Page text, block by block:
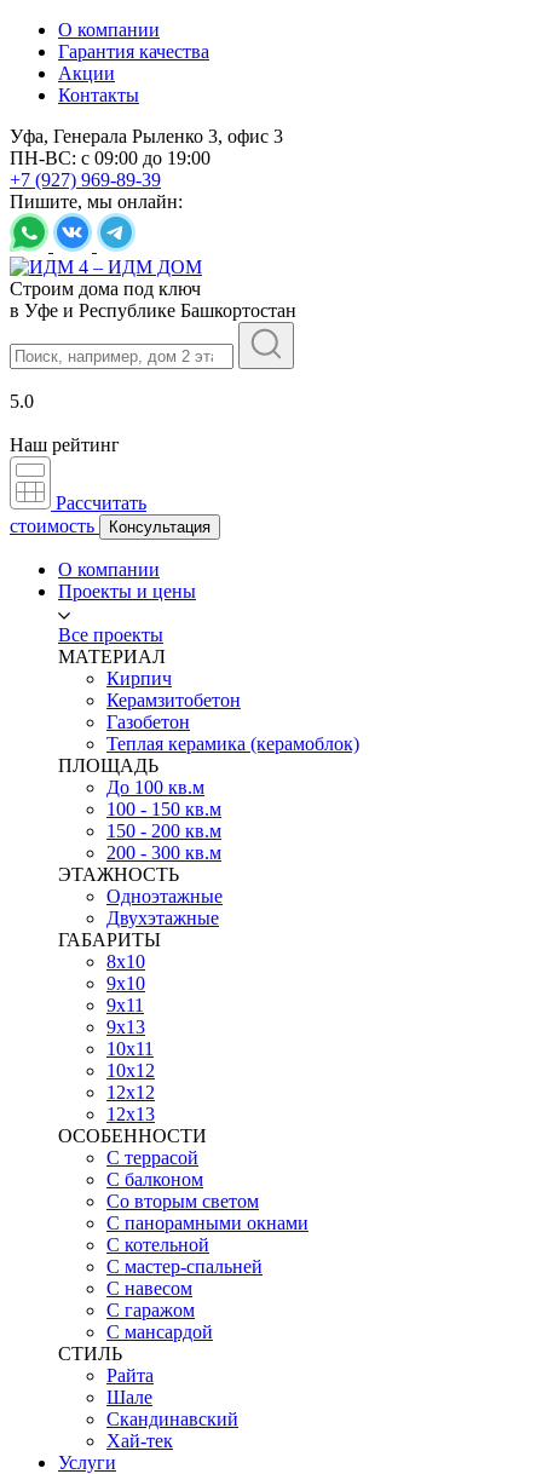
О компании
Гарантия качества
Акции
Контакты
Уфа, Генерала Рыленко 3, офис 3
ПН-ВС: с 09:00 до 19:00
+7 (927) 969-89-39
Пишите, мы онлайн:
Строим дома под ключ
в Уфе и Республике Башкортостан
5.0
Наш рейтинг
Рассчитать
стоимость
Консультация
О компании
Проекты и цены
Все проекты
МАТЕРИАЛ
Кирпич
Керамзитобетон
Газобетон
Теплая керамика (керамоблок)
ПЛОЩАДЬ
До 100 кв.м
100 - 150 кв.м
150 - 200 кв.м
200 - 300 кв.м
ЭТАЖНОСТЬ
Одноэтажные
Двухэтажные
ГАБАРИТЫ
8х10
9х10
9х11
9х13
10х11
10х12
12х12
12х13
ОСОБЕННОСТИ
С террасой
С балконом
Со вторым светом
С панорамными окнами
С котельной
С мастер-спальней
С навесом
С гаражом
С мансардой
СТИЛЬ
Райта
Шале
Скандинавский
Хай-тек
Услуги